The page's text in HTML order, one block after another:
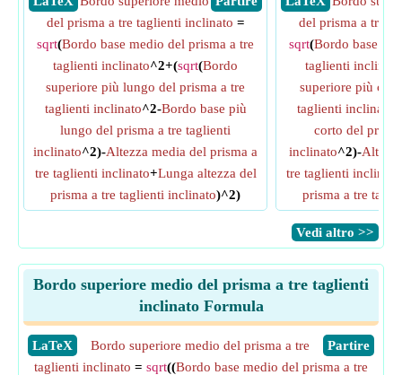
del prisma a tre taglienti inclinato =
sqrt(Bordo base medio del prisma a tre
taglienti inclinato^2+(sqrt(Bordo
superiore più lungo del prisma a tre
taglienti inclinato^2-Bordo base più
lungo del prisma a tre taglienti
inclinato^2)-Altezza media del prisma a
tre taglienti inclinato+Lunga altezza del
prisma a tre taglienti inclinato)^2)
del prisma a tre
sqrt(Bordo base
taglienti inclinato
superiore più
taglienti inclinato
corto del
inclinato^2)-
tre taglienti inclinato
prisma a tre
​Vedi altro >>
Bordo superiore medio del prisma a tre taglienti
inclinato Formula
​LaTeX ​Partire
Bordo superiore medio del prisma a tre
taglienti inclinato = sqrt((Bordo base medio del prisma a tre